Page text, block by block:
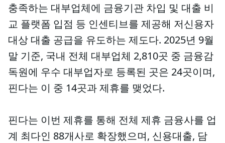
충족하는 대부업체에 금융기관 차입 및 대출 비
교 플랫폼 입점 등 인센티브를 제공해 저신용자
대상 대출 공급을 유도하는 제도다. 2025년 9월
말 기준, 국내 전체 대부업체 2,810곳 중 금융감
독원에 우수 대부업자로 등록된 곳은 24곳이며,
핀다는 이 중 14곳과 제휴를 맺었다.
핀다는 이번 제휴를 통해 전체 제휴 금융사를 업
계 최다인 88개사로 확장했으며, 신용대출, 담